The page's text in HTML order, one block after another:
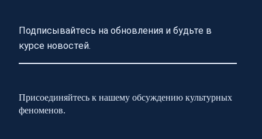
Подписывайтесь на обновления и будьте в
курсе новостей.
Присоединяйтесь к нашему обсуждению культурных
феноменов.